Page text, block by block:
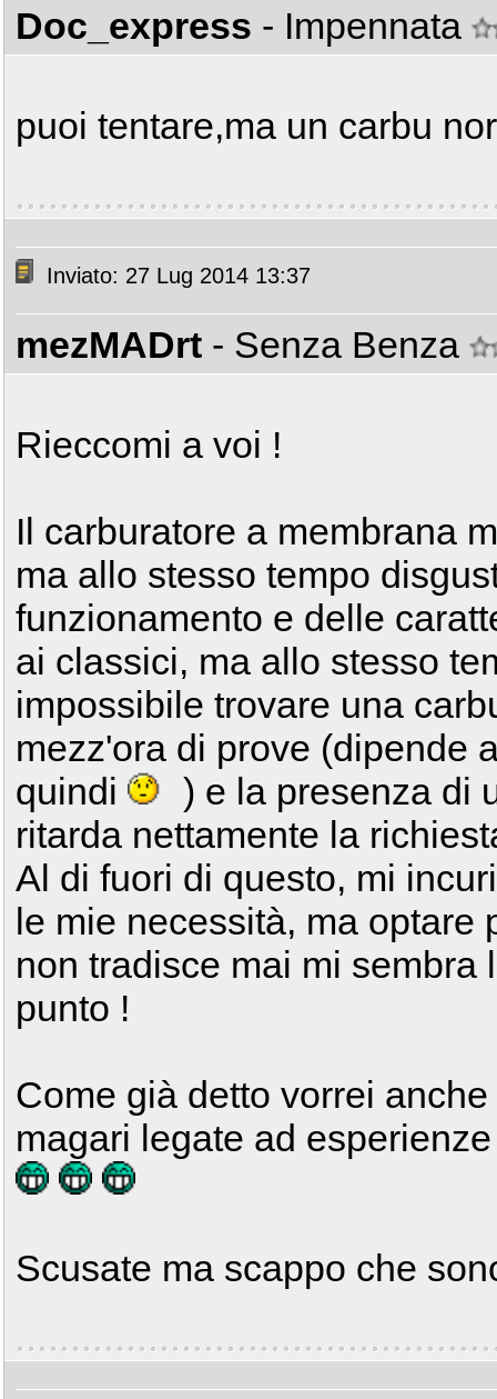
Doc_express - Impennata
puoi tentare,ma un carbu
Inviato: 27 Lug 2014 13:37
mezMADrt - Senza Benza
Rieccomi a voi !
Il carburatore a membrana
ma allo stesso tempo
funzionamento e delle
ai classici, ma allo stesso
impossibile trovare una
mezz'ora di prove (dipende
quindi
) e la presenza di
ritarda nettamente la
Al di fuori di questo, mi
le mie necessità, ma optare
non tradisce mai mi
punto !
Come già detto vorrei
magari legate ad
Scusate ma scappo che